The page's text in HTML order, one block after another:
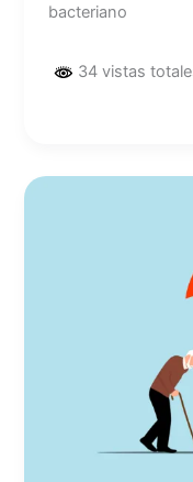
bacteriano
34 vistas